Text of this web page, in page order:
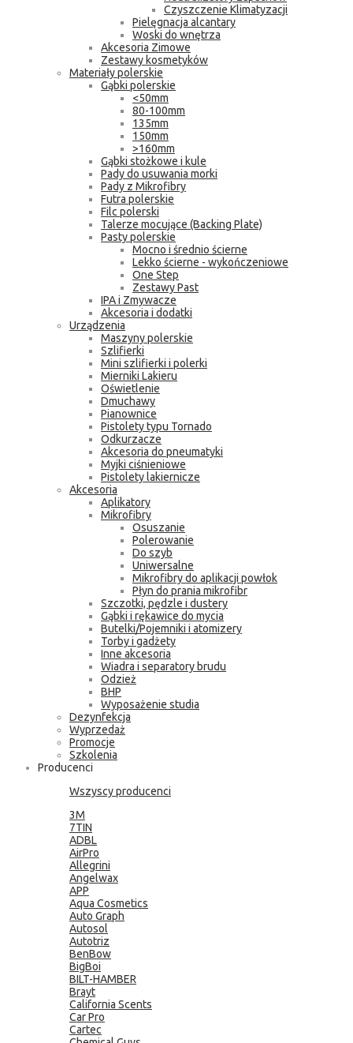
Czyszczenie Klimatyzacji
Pielęgnacja alcantary
Woski do wnętrza
Akcesoria Zimowe
Zestawy kosmetyków
Materiały polerskie
Gąbki polerskie
<50mm
80-100mm
135mm
150mm
>160mm
Gąbki stożkowe i kule
Pady do usuwania morki
Pady z Mikrofibry
Futra polerskie
Filc polerski
Talerze mocujące (Backing Plate)
Pasty polerskie
Mocno i średnio ścierne
Lekko ścierne - wykończeniowe
One Step
Zestawy Past
IPA i Zmywacze
Akcesoria i dodatki
Urządzenia
Maszyny polerskie
Szlifierki
Mini szlifierki i polerki
Mierniki Lakieru
Oświetlenie
Dmuchawy
Pianownice
Pistolety typu Tornado
Odkurzacze
Akcesoria do pneumatyki
Myjki ciśnieniowe
Pistolety lakiernicze
Akcesoria
Aplikatory
Mikrofibry
Osuszanie
Polerowanie
Do szyb
Uniwersalne
Mikrofibry do aplikacji powłok
Płyn do prania mikrofibr
Szczotki, pędzle i dustery
Gąbki i rękawice do mycia
Butelki/Pojemniki i atomizery
Torby i gadżety
Inne akcesoria
Wiadra i separatory brudu
Odzież
BHP
Wyposażenie studia
Dezynfekcja
Wyprzedaż
Promocje
Szkolenia
Producenci
Wszyscy producenci
3M
7TIN
ADBL
AirPro
Allegrini
Angelwax
APP
Aqua Cosmetics
Auto Graph
Autosol
Autotriz
BenBow
BigBoi
BILT-HAMBER
Brayt
California Scents
Car Pro
Cartec